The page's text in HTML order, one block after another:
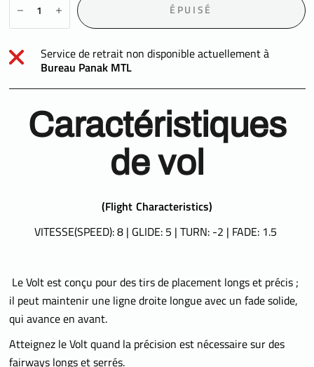
ÉPUISÉ
Service de retrait non disponible actuellement à
Bureau Panak MTL
Caractéristiques
de vol
(Flight Characteristics)
VITESSE(SPEED): 8 | GLIDE: 5 | TURN: -2 | FADE: 1.5
Le Volt est conçu pour des tirs de placement longs et précis ;
il peut maintenir une ligne droite longue avec un fade solide,
qui avance en avant.
Atteignez le Volt quand la précision est nécessaire sur des
fairways longs et serrés.